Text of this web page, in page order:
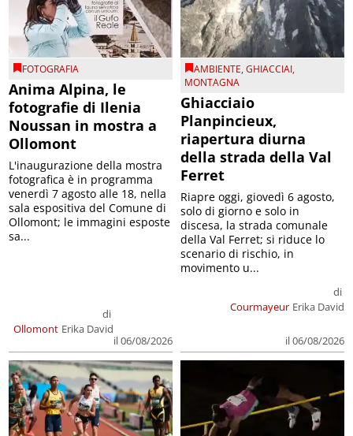
FOTOGRAFIA
Anima Alpina, le
fotografie di Ilenia
Noussan in mostra a
Ollomont
Ollomont
di
Erika David
il 06/08/2026
L'inaugurazione della mostra
fotografica è in programma
venerdì 7 agosto alle 18, nella
sala espositiva del Comune di
Ollomont; le immagini esposte
sa...
AMBIENTE,GHIACCIAI,
MONTAGNA
Ghiacciaio
Planpincieux,
riapertura diurna
della strada della Val
Ferret
Courmayeur
di
Erika David
il 06/08/2026
Riapre oggi, giovedì 6 agosto,
solo di giorno e solo in
discesa, la strada comunale
della Val Ferret; si riduce lo
scenario di rischio, in
movimento u...